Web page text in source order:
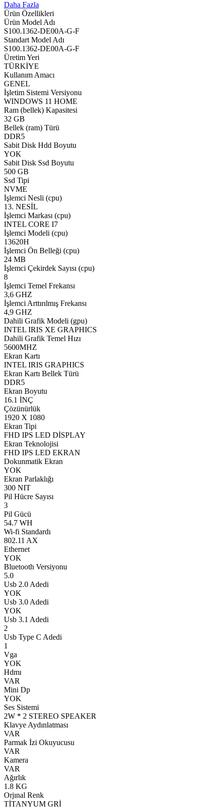
Daha Fazla
Ürün Özellikleri
Ürün Model Adı
S100.1362-DE00A-G-F
Standart Model Adı
S100.1362-DE00A-G-F
Üretim Yeri
TÜRKİYE
Kullanım Amacı
GENEL
İşletim Sistemi Versiyonu
WINDOWS 11 HOME
Ram (bellek) Kapasitesi
32 GB
Bellek (ram) Türü
DDR5
Sabit Disk Hdd Boyutu
YOK
Sabit Disk Ssd Boyutu
500 GB
Ssd Tipi
NVME
İşlemci Nesli (cpu)
13. NESİL
İşlemci Markası (cpu)
INTEL CORE I7
İşlemci Modeli (cpu)
13620H
İşlemci Ön Belleği (cpu)
24 MB
İşlemci Çekirdek Sayısı (cpu)
8
İşlemci Temel Frekansı
3,6 GHZ
İşlemci Arttırılmış Frekansı
4,9 GHZ
Dahili Grafik Modeli (gpu)
INTEL IRIS XE GRAPHICS
Dahili Grafik Temel Hızı
5600MHZ
Ekran Kartı
INTEL IRIS GRAPHICS
Ekran Kartı Bellek Türü
DDR5
Ekran Boyutu
16.1 İNÇ
Çözünürlük
1920 X 1080
Ekran Tipi
FHD IPS LED DİSPLAY
Ekran Teknolojisi
FHD IPS LED EKRAN
Dokunmatik Ekran
YOK
Ekran Parlaklığı
300 NIT
Pil Hücre Sayısı
3
Pil Gücü
54.7 WH
Wi-fi Standardı
802.11 AX
Ethernet
YOK
Bluetooth Versiyonu
5.0
Usb 2.0 Adedi
YOK
Usb 3.0 Adedi
YOK
Usb 3.1 Adedi
2
Usb Type C Adedi
1
Vga
YOK
Hdmı
VAR
Mini Dp
YOK
Ses Sistemi
2W * 2 STEREO SPEAKER
Klavye Aydınlatması
VAR
Parmak İzi Okuyucusu
VAR
Kamera
VAR
Ağırlık
1.8 KG
Orjınal Renk
TİTANYUM GRİ